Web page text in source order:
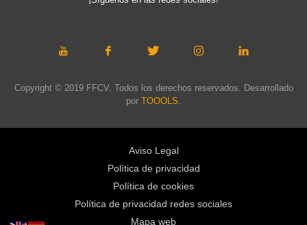
Copyright © 2019 FFCV. Todos los derechos reservados. Desarrollado
por TOOOLS.
Aviso Legal
Política de privacidad
Política de cookies
Política de privacidad redes sociales
Mapa web